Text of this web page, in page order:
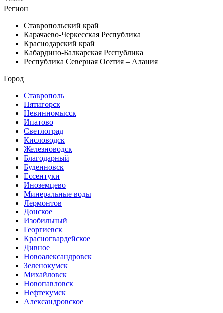
Регион
Ставропольский край
Карачаево-Черкесская Республика
Краснодарский край
Кабардино-Балкарская Республика
Республика Северная Осетия – Алания
Город
Ставрополь
Пятигорск
Невинномысск
Ипатово
Светлоград
Кисловодск
Железноводск
Благодарный
Буденновск
Ессентуки
Иноземцево
Минеральные воды
Лермонтов
Донское
Изобильный
Георгиевск
Красногвардейское
Дивное
Новоалександровск
Зеленокумск
Михайловск
Новопавловск
Нефтекумск
Александровское